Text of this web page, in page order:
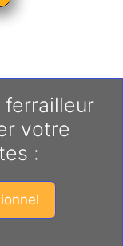
ferrailleur
votre
: